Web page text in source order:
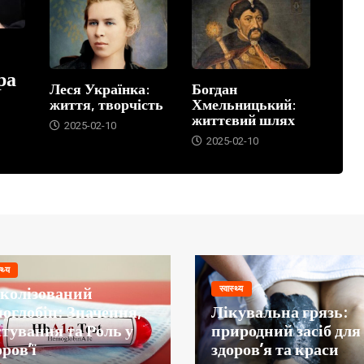
Леся Українка:
життя, творчість
2025-02-10
Богдан
Хмельницький:
життєвий шлях
2025-02-10
Значення,
та Роль у
स्वास्थ्य
Лікувальна грязь:
природний засіб для
здоров’я та краси